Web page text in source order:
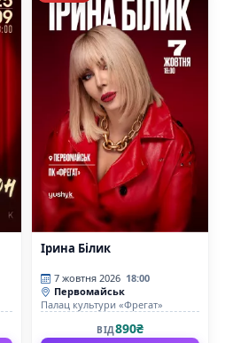
Ірина Білик
7 жовтня 2026 18:00
Первомайськ
Палац культури «Фрегат»
ВІД890₴